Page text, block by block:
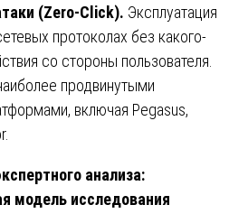
(Zero-Click). Эксплуатация
протоколах без какого-
со стороны пользователя.
продвинутыми
включая Pegasus,
анализа:
модель исследования